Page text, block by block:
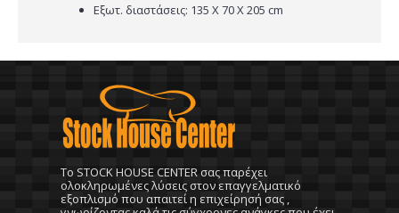
Εξωτ. διαστάσεις: 135 Χ 70 Χ 205 cm
To STOCK HOUSE CENTER σας παρέχει
ολοκληρωμένες λύσεις στον επαγγελματικό
εξοπλισμό που απαιτεί η επιχείρησή σας ,